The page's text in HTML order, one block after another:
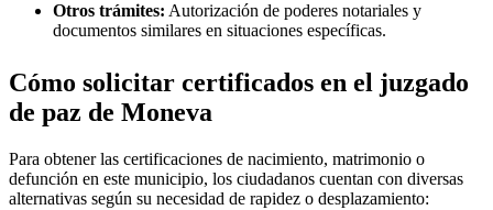
Otros trámites: Autorización de poderes notariales y
documentos similares en situaciones específicas.
Cómo solicitar certificados en el juzgado
de paz de Moneva
Para obtener las certificaciones de nacimiento, matrimonio o
defunción en este municipio, los ciudadanos cuentan con diversas
alternativas según su necesidad de rapidez o desplazamiento: